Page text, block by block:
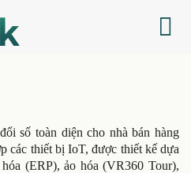
số toàn diện cho nhà bán hàng
các thiết bị IoT, được thiết kế dựa
(ERP), ảo hóa (VR360 Tour),